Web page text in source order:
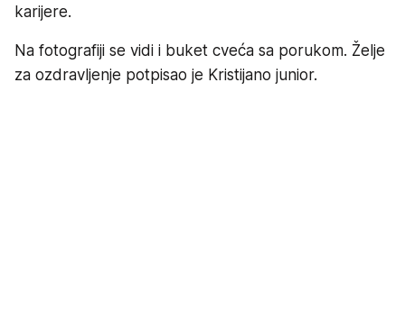
karijere.
Na fotografiji se vidi i buket cveća sa porukom. Želje
za ozdravljenje potpisao je Kristijano junior.